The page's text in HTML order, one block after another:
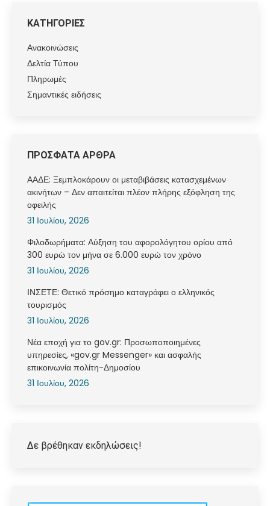
ΚΑΤΗΓΟΡΙΕΣ
Ανακοινώσεις
Δελτία Τύπου
Πληρωμές
Σημαντικές ειδήσεις
ΠΡΟΣΦΑΤΑ ΑΡΘΡΑ
ΑΑΔΕ: Ξεμπλοκάρουν οι μεταβιβάσεις κατασχεμένων
ακινήτων – Δεν απαιτείται πλέον πλήρης εξόφληση της
οφειλής
31 Ιουλίου, 2026
Φιλοδωρήματα: Αύξηση του αφορολόγητου ορίου από
300 ευρώ τον μήνα σε 6.000 ευρώ τον χρόνο
31 Ιουλίου, 2026
ΙΝΣΕΤΕ: Θετικό πρόσημο καταγράφει ο ελληνικός
τουρισμός
31 Ιουλίου, 2026
Νέα εποχή για το gov.gr: Προσωποποιημένες
υπηρεσίες, «gov.gr Messenger» και ασφαλής
επικοινωνία πολίτη-Δημοσίου
31 Ιουλίου, 2026
Δε βρέθηκαν εκδηλώσεις!